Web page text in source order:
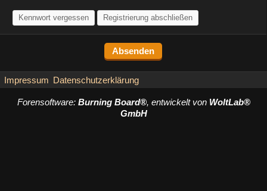
Kennwort vergessen Registrierung abschließen
Impressum Datenschutzerklärung
Forensoftware: Burning Board®, entwickelt von WoltLab®
GmbH